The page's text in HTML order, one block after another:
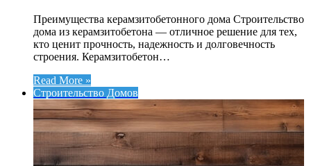
Преимущества керамзитобетонного дома Строительство
дома из керамзитобетона — отличное решение для тех,
кто ценит прочность, надежность и долговечность
строения. Керамзитобетон…
Read More »
Строительство Домов